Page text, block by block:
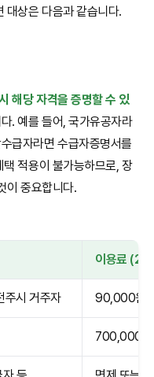
대상은 다음과 같습니다.
해당 자격을 증명할 수 있
. 예를 들어, 국가유공자라
급자라면 수급자증명서를
적용이 불가능하므로, 장
이 중요합니다.
이용료
주시 거주자 90,000원
700,000원